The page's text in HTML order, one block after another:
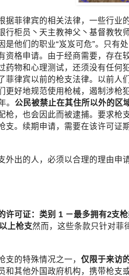
据菲律宾的相关法律，一些行业
行柜员丶天主教神父丶基督教
是他们的职业“岌岌可危”。只有
资格申请。由于经商需要，存
药物和心理测试，还须没有任
菲律宾以前的枪支法律。以前人
更好地规范使用枪械，遏制涉
。 公民被禁止在其住所以外的区
枪，也会因此而被逮捕。要求
支。续期申请，需要在该许可
外出的人，必须以合理的理由
许可证： 类别 1 －最多拥有2支枪
上枪支然而，这些条款只针对菲
支的特殊情况之一， 仅限于来访
和其他外国政府机构，携带枪